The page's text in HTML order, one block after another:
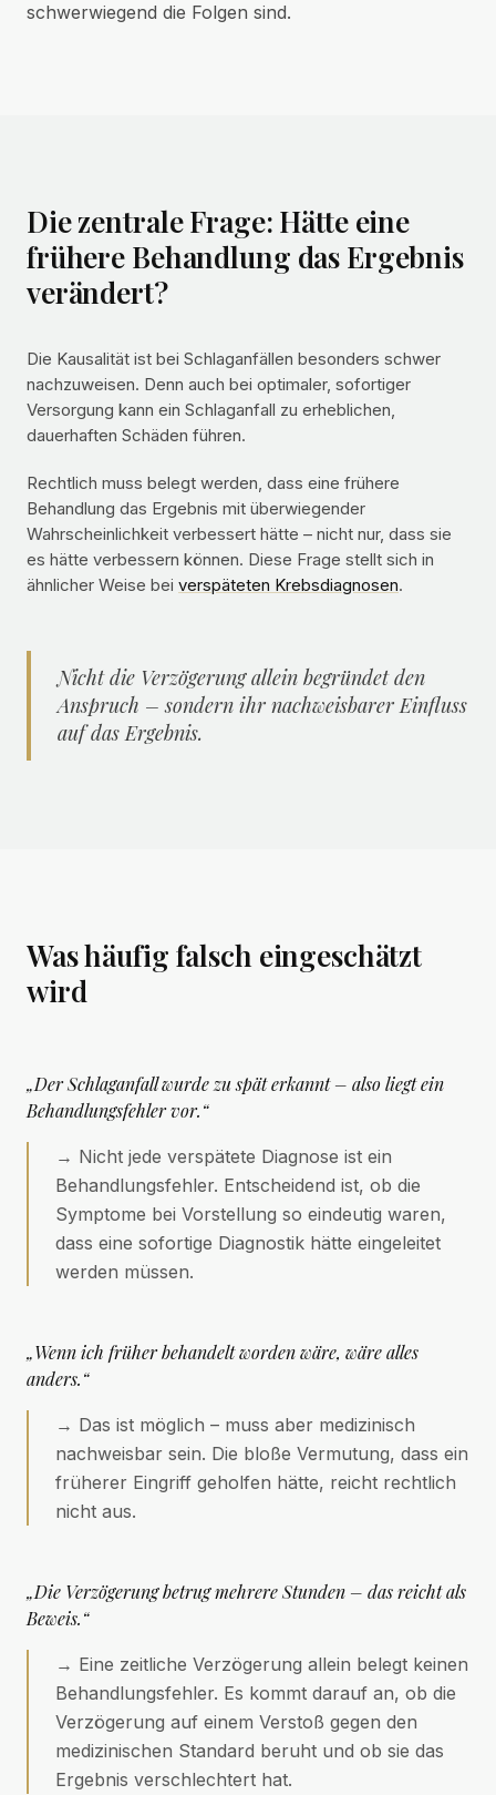
schwerwiegend die Folgen sind.
Die zentrale Frage: Hätte eine
frühere Behandlung das Ergebnis
verändert?
Die Kausalität ist bei Schlaganfällen besonders schwer
nachzuweisen. Denn auch bei optimaler, sofortiger
Versorgung kann ein Schlaganfall zu erheblichen,
dauerhaften Schäden führen.
Rechtlich muss belegt werden, dass eine frühere
Behandlung das Ergebnis mit überwiegender
Wahrscheinlichkeit verbessert hätte – nicht nur, dass sie
es hätte verbessern können. Diese Frage stellt sich in
ähnlicher Weise bei verspäteten Krebsdiagnosen.
Nicht die Verzögerung allein begründet den
Anspruch – sondern ihr nachweisbarer Einfluss
auf das Ergebnis.
Was häufig falsch eingeschätzt
wird
„Der Schlaganfall wurde zu spät erkannt – also liegt ein
Behandlungsfehler vor.“
→ Nicht jede verspätete Diagnose ist ein
Behandlungsfehler. Entscheidend ist, ob die
Symptome bei Vorstellung so eindeutig waren,
dass eine sofortige Diagnostik hätte eingeleitet
werden müssen.
„Wenn ich früher behandelt worden wäre, wäre alles
anders.“
→ Das ist möglich – muss aber medizinisch
nachweisbar sein. Die bloße Vermutung, dass ein
früherer Eingriff geholfen hätte, reicht rechtlich
nicht aus.
„Die Verzögerung betrug mehrere Stunden – das reicht als
Beweis.“
→ Eine zeitliche Verzögerung allein belegt keinen
Behandlungsfehler. Es kommt darauf an, ob die
Verzögerung auf einem Verstoß gegen den
medizinischen Standard beruht und ob sie das
Ergebnis verschlechtert hat.